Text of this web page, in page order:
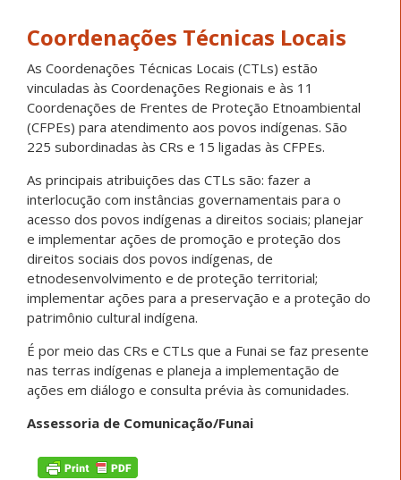
Coordenações Técnicas Locais
As Coordenações Técnicas Locais (CTLs) estão
vinculadas às Coordenações Regionais e às 11
Coordenações de Frentes de Proteção Etnoambiental
(CFPEs) para atendimento aos povos indígenas. São
225 subordinadas às CRs e 15 ligadas às CFPEs.
As principais atribuições das CTLs são: fazer a
interlocução com instâncias governamentais para o
acesso dos povos indígenas a direitos sociais; planejar
e implementar ações de promoção e proteção dos
direitos sociais dos povos indígenas, de
etnodesenvolvimento e de proteção territorial;
implementar ações para a preservação e a proteção do
patrimônio cultural indígena.
É por meio das CRs e CTLs que a Funai se faz presente
nas terras indígenas e planeja a implementação de
ações em diálogo e consulta prévia às comunidades.
Assessoria de Comunicação/Funai